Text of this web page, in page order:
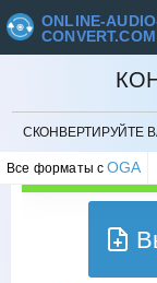
ONLINE-
CONVERT.COM
СКОНВЕРТИРУЙТЕ
Все форматы сOGA